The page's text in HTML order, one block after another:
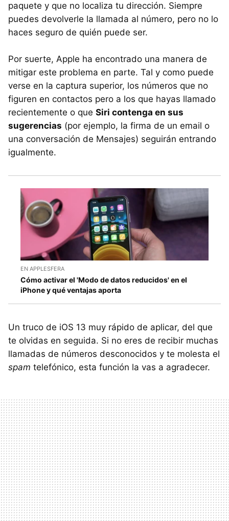
paquete y que no localiza tu dirección. Siempre
puedes devolverle la llamada al número, pero no lo
haces seguro de quién puede ser.
Por suerte, Apple ha encontrado una manera de
mitigar este problema en parte. Tal y como puede
verse en la captura superior, los números que no
figuren en contactos pero a los que hayas llamado
recientemente o que Siri contenga en sus
sugerencias (por ejemplo, la firma de un email o
una conversación de Mensajes) seguirán entrando
igualmente.
EN APPLESFERA
Cómo activar el 'Modo de datos reducidos' en el
iPhone y qué ventajas aporta
Un truco de iOS 13 muy rápido de aplicar, del que
te olvidas en seguida. Si no eres de recibir muchas
llamadas de números desconocidos y te molesta el
spam telefónico, esta función la vas a agradecer.